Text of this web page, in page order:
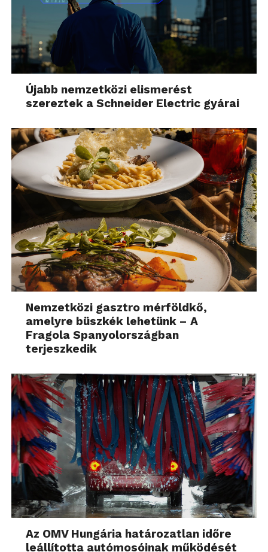
Újabb nemzetközi elismerést
szereztek a Schneider Electric gyárai
Nemzetközi gasztro mérföldkő,
amelyre büszkék lehetünk – A
Fragola Spanyolországban
terjeszkedik
Az OMV Hungária határozatlan időre
leállította autómosóinak működését